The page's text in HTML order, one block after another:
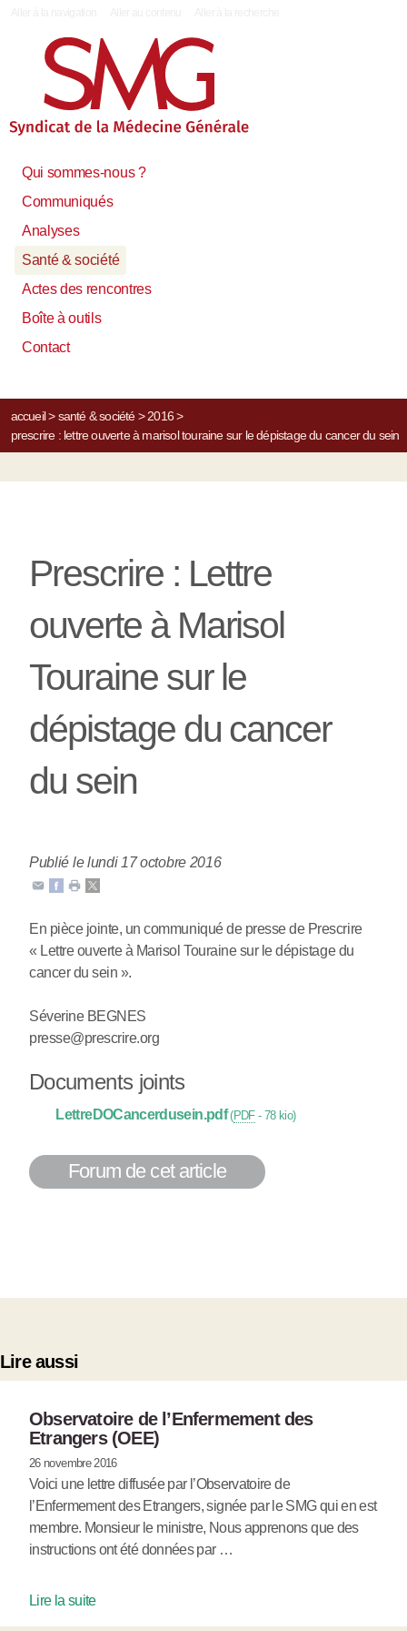
Qui sommes-nous ?
Communiqués
Analyses
Santé & société
Actes des rencontres
Boîte à outils
Contact
accueil> santé & société> 2016>
prescrire : lettre ouverte à marisol touraine sur le dépistage du cancer du sein
Prescrire : Lettre
ouverte à Marisol
Touraine sur le
dépistage du cancer
du sein
Publié le lundi 17 octobre 2016
En pièce jointe, un communiqué de presse de Prescrire
« Lettre ouverte à Marisol Touraine sur le dépistage du
cancer du sein ».
Séverine BEGNES
presse@prescrire.org
Documents joints
LettreDOCancerdusein.pdf (PDF- 78 kio)
Forum de cet article
Lire aussi
Observatoire de l’Enfermement des
Etrangers (OEE)
26 novembre 2016
Voici une lettre diffusée par l’Observatoire de
l’Enfermement des Etrangers, signée par le SMG qui en est
membre. Monsieur le ministre, Nous apprenons que des
instructions ont été données par …
Lire la suite